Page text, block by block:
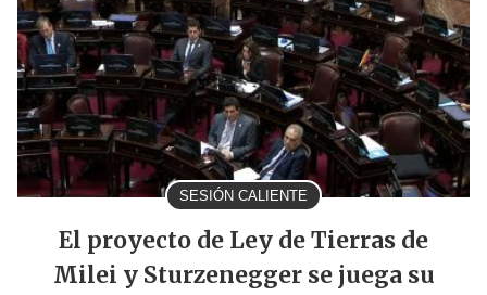
SESIÓN CALIENTE
El proyecto de Ley de Tierras de
Milei y Sturzenegger se juega su